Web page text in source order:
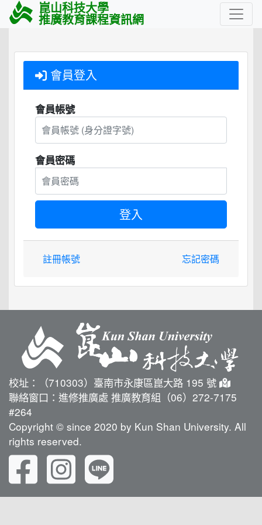
崑山科技大學
推廣教育課程資訊網
會員登入
會員帳號
會員密碼
註冊帳號 忘記密碼
校址：（710303）臺南市永康區崑大路 195 號
聯絡窗口：進修推廣處 推廣教育組（06）272-7175
#264
Copyright © since 2020 by Kun Shan University. All
rights reserved.